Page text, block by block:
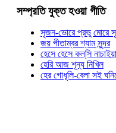
সম্প্রতি যুক্ত হওয়া গীতি
সৃজন-ভোরে প্রভু মোরে
জয় পীতাম্বর শ্যাম সুন্দর
হেসে হেসে কল্‌সি নাচাইয়া
হেরি আজ শূন্য নিখিল
হের গোধূলি-বেলা সই